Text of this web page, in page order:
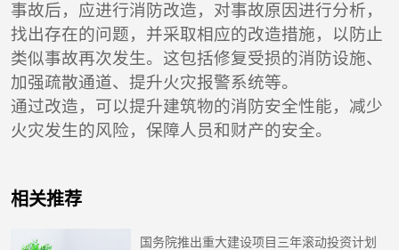
事故后，应进行消防改造，对事故原因进行分析，
找出存在的问题，并采取相应的改造措施，以防止
类似事故再次发生。这包括修复受损的消防设施、
加强疏散通道、提升火灾报警系统等。
通过改造，可以提升建筑物的消防安全性能，减少
火灾发生的风险，保障人员和财产的安全。
相关推荐
国务院推出重大建设项目三年滚动投资计划